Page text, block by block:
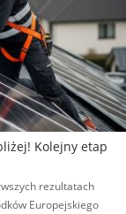
Kolejny etap
rezultatach
Europejskiego